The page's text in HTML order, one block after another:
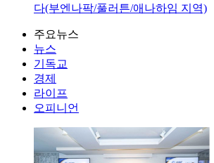
다(부엔나팍/풀러튼/애나하임 지역)
주요뉴스
뉴스
기독교
경제
라이프
오피니언